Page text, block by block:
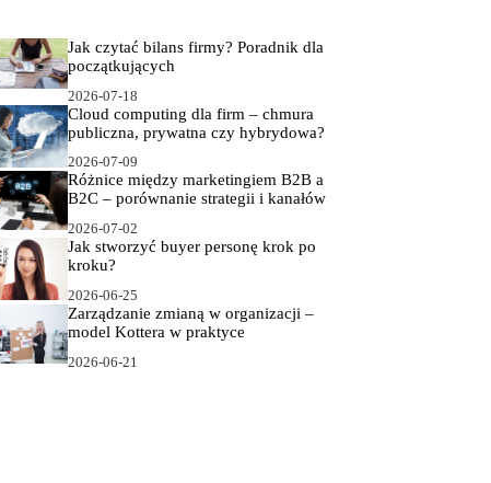
Jak czytać bilans firmy? Poradnik dla
początkujących
2026-07-18
Cloud computing dla firm – chmura
publiczna, prywatna czy hybrydowa?
2026-07-09
Różnice między marketingiem B2B a
B2C – porównanie strategii i kanałów
2026-07-02
Jak stworzyć buyer personę krok po
kroku?
2026-06-25
Zarządzanie zmianą w organizacji –
model Kottera w praktyce
2026-06-21